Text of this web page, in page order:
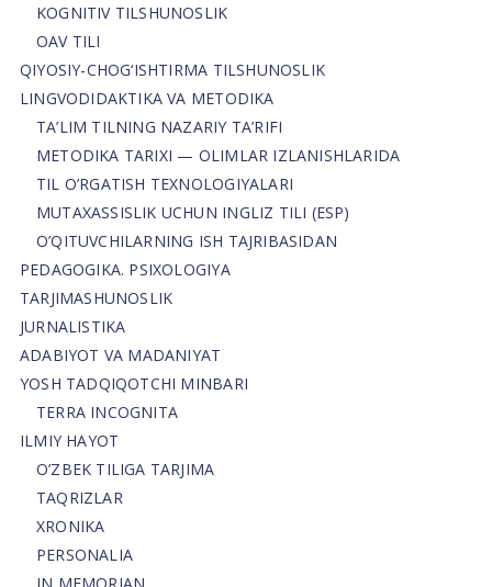
KOGNITIV TILSHUNOSLIK
OAV TILI
QIYOSIY-CHOG‘ISHTIRMA TILSHUNOSLIK
LINGVODIDAKTIKA VA METODIKA
TA’LIM TILNING NAZARIY TA’RIFI
METODIKA TARIXI — OLIMLAR IZLANISHLARIDA
TIL O’RGATISH TEXNOLOGIYALARI
MUTAXASSISLIK UCHUN INGLIZ TILI (ESP)
O’QITUVCHILARNING ISH TAJRIBASIDAN
PEDAGOGIKA. PSIXOLOGIYA
TARJIMASHUNOSLIK
JURNALISTIKA
ADABIYOT VA MADANIYAT
YOSH TADQIQOTCHI MINBARI
TERRA INCOGNITA
ILMIY HAYOT
O’ZBEK TILIGA TARJIMA
TAQRIZLAR
XRONIKA
PERSONALIA